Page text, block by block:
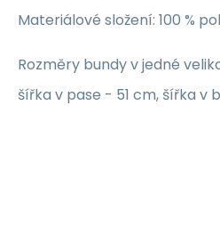
Materiálové složení: 100 %
Rozměry bundy v jedné
šířka v pase - 51 cm, šířka